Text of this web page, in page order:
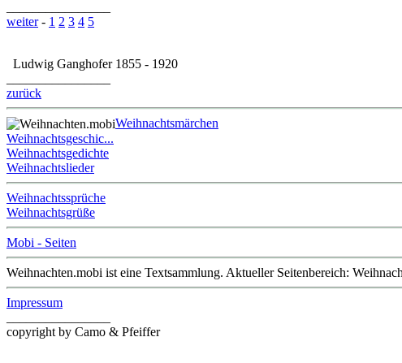
weiter- 1 2 3 4 5
Ludwig Ganghofer 1855 - 1920
zurück
Weihnachtsmärchen
Weihnachtsgeschic...
Weihnachtsgedichte
Weihnachtslieder
Weihnachtssprüche
Weihnachtsgrüße
Mobi - Seiten
Weihnachten.mobi ist eine Textsammlung. Aktueller Seitenbereich:
Impressum
copyright by Camo & Pfeiffer